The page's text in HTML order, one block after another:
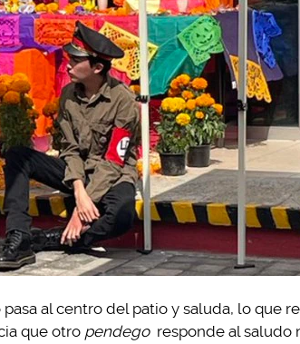
al centro del patio y saluda, lo que
que otro pendego responde al saludo